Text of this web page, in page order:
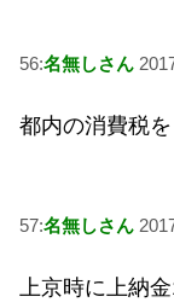
56:名無しさん
都内の消費税
57:名無しさん
上京時に上納